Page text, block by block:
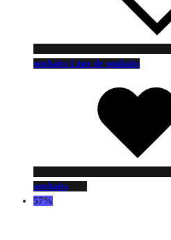
souhaits Liste de souhaits
souhaits
57%